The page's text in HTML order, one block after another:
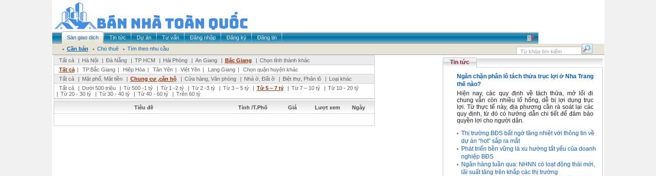
Sàn giao dịch Tin tức Dự án Tư vấn Đăng nhập Đăng ký
Đăng tin
Cần bán
Cho thuê
Tìm theo nhu cầu
Tất cả
| Hà Nội | Đà Nẵng | TP HCM | Hải Phòng | An Giang | Bắc Giang | Chọn tỉnh thành khác
Tất cả | TP.Bắc Giang | Hiệp Hòa | Tân Yên | Việt Yên | Lạng Giang |
Chọn quận huyện khác
Tất cả
| Mặt phố, Mặt tiền | Chung cư ,căn hộ | Cửa hàng, Văn phòng | Nhà ở, Đất ở | Biệt thự, Phân lô | Loại khác
Tất cả
| Dưới 500 triệu | Từ 500 -1 tỷ | Từ 1 -2 tỷ | Từ 2 -3 tỷ | Từ 3 – 5 tỷ | Từ 5 – 7 tỷ | Từ 7 – 10 tỷ | Từ 10 - 20 tỷ
| Từ 20 - 30 tỷ | Từ 30 - 40 tỷ | Từ 40 - 60 tỷ | Trên 60 tỷ
Tiêu đề Tỉnh /T.Phố Giá Lượt xem Ngày
Tin tức
Ngăn chặn phân lô tách thửa trục lợi ở Nha Trang
thế nào?
Hiện nay, các quy định về tách thửa, mở lối đi
chung vẫn còn nhiều lổ hổng, dễ bị lợi dụng trục
lợi. Từ thực tế này, địa phương cần rà soát lại các
quy định, từ đó có hướng dẫn chi tiết để đảm bảo
quyền lợi cho người dân.
Thị trường BĐS bất ngờ tăng nhiệt với thông tin về
dự án “hot” sắp ra mắt
Phát triển bền vững là xu hướng tất yếu của doanh
nghiệp BĐS
Ngân hàng tuần qua: NHNN có loạt động thái mới,
lãi suất tăng trên khắp các thị trường